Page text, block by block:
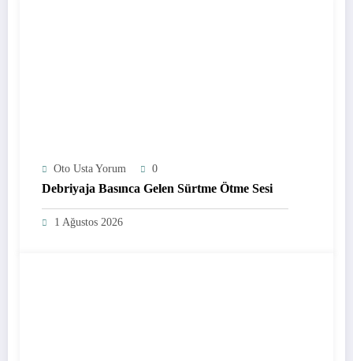
Oto Usta Yorum 0
Debriyaja Basınca Gelen Sürtme Ötme Sesi
1 Ağustos 2026